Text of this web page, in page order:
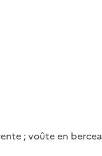
; voûte en